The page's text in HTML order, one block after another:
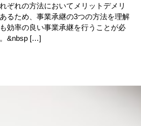
ぞれの方法においてメリットデメリ
るため、事業承継の3つの方法を理解
効率の良い事業承継を行うことが必
&nbsp […]